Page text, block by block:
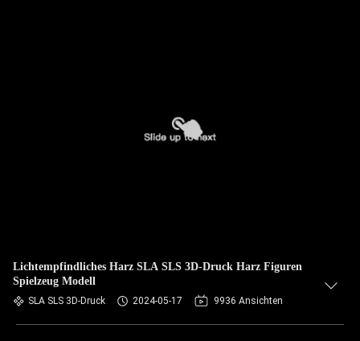
Lichtempfindliches Harz SLA SLS 3D-Druck Harz Figuren
Spielzeug Modell
SLA SLS 3D-Druck 2024-05-17 9936 Ansichten